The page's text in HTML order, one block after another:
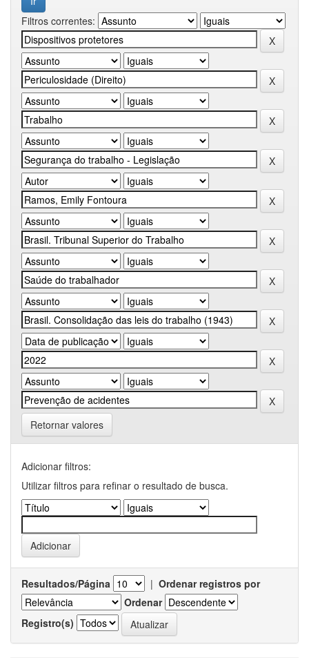
Filtros correntes:
Retornar valores
Adicionar filtros:
Utilizar filtros para refinar o resultado de busca.
Resultados/Página | Ordenar registros por
Ordenar
Registro(s)